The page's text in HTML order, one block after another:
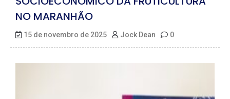
NO MARANHÃO
15 de novembro de 2025 Jock Dean 0